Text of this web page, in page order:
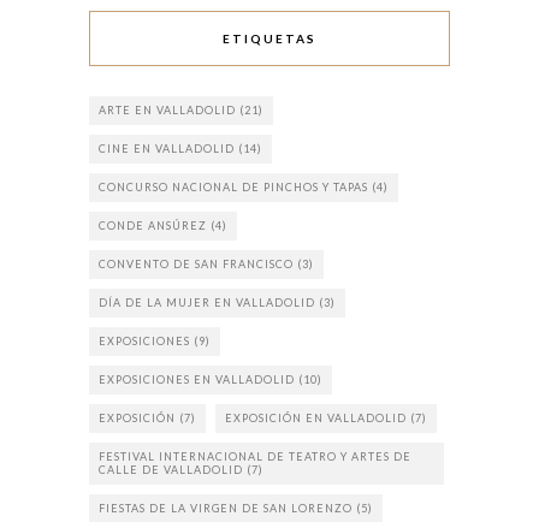
ETIQUETAS
ARTE EN VALLADOLID (21)
CINE EN VALLADOLID (14)
CONCURSO NACIONAL DE PINCHOS Y TAPAS (4)
CONDE ANSÚREZ (4)
CONVENTO DE SAN FRANCISCO (3)
DÍA DE LA MUJER EN VALLADOLID (3)
EXPOSICIONES (9)
EXPOSICIONES EN VALLADOLID (10)
EXPOSICIÓN (7) EXPOSICIÓN EN VALLADOLID (7)
FESTIVAL INTERNACIONAL DE TEATRO Y ARTES DE
CALLE DE VALLADOLID (7)
FIESTAS DE LA VIRGEN DE SAN LORENZO (5)